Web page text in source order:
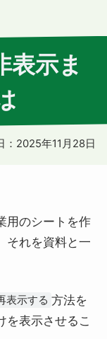
表示ま
： 2025年11月28日
用のシートを作
それを資料と一
表示する 方法を
を表示させるこ